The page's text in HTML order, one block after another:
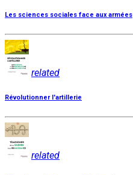
Les sciences sociales face aux armées
related
Révolutionner l'artillerie
related